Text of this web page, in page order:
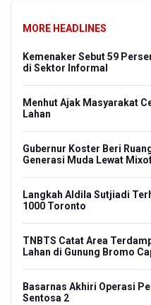
MORE HEADLINES
Kemenaker Sebut 59
di Sektor Informal
Menhut Ajak Masyarakat
Lahan
Gubernur Koster Beri
Generasi Muda Lewat
Langkah Aldila Sutjiadi
1000 Toronto
TNBTS Catat Area
Lahan di Gunung Bromo
Basarnas Akhiri Operasi
Sentosa 2